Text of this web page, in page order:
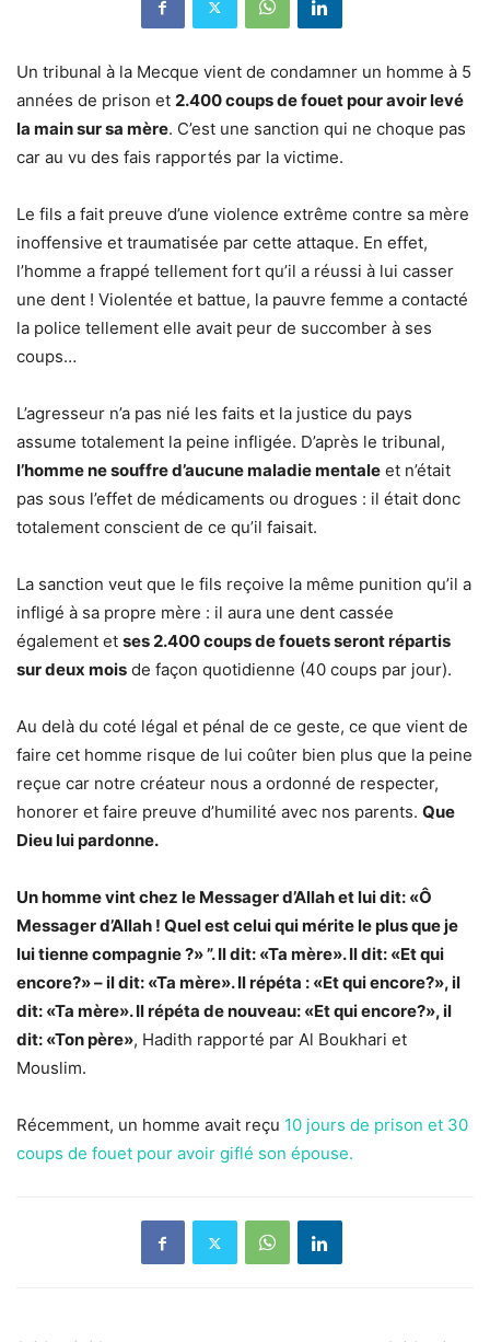
Un tribunal à la Mecque vient de condamner un homme à 5
années de prison et 2.400 coups de fouet pour avoir levé
la main sur sa mère. C’est une sanction qui ne choque pas
car au vu des fais rapportés par la victime.
Le fils a fait preuve d’une violence extrême contre sa mère
inoffensive et traumatisée par cette attaque. En effet,
l’homme a frappé tellement fort qu’il a réussi à lui casser
une dent ! Violentée et battue, la pauvre femme a contacté
la police tellement elle avait peur de succomber à ses
coups…
L’agresseur n’a pas nié les faits et la justice du pays
assume totalement la peine infligée. D’après le tribunal,
l’homme ne souffre d’aucune maladie mentale et n’était
pas sous l’effet de médicaments ou drogues : il était donc
totalement conscient de ce qu’il faisait.
La sanction veut que le fils reçoive la même punition qu’il a
infligé à sa propre mère : il aura une dent cassée
également et ses 2.400 coups de fouets seront répartis
sur deux mois de façon quotidienne (40 coups par jour).
Au delà du coté légal et pénal de ce geste, ce que vient de
faire cet homme risque de lui coûter bien plus que la peine
reçue car notre créateur nous a ordonné de respecter,
honorer et faire preuve d’humilité avec nos parents. Que
Dieu lui pardonne.
Un homme vint chez le Messager d’Allah et lui dit: «Ô
Messager d’Allah ! Quel est celui qui mérite le plus que je
lui tienne compagnie ?» ”. Il dit: «Ta mère». Il dit: «Et qui
encore?» – il dit: «Ta mère». Il répéta : «Et qui encore?», il
dit: «Ta mère». Il répéta de nouveau: «Et qui encore?», il
dit: «Ton père», Hadith rapporté par Al Boukhari et
Mouslim.
Récemment, un homme avait reçu 10 jours de prison et 30
coups de fouet pour avoir giflé son épouse.